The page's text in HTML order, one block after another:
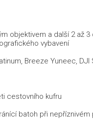
objektivem a další 2 až 3
vybavení
Breeze Yuneec,
cestovního kufru
batoh při nepříznivém